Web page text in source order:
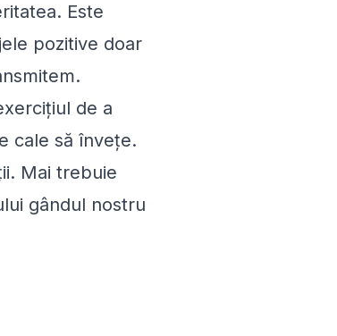
Este
pozitive doar
de a
cale să înveţe.
Mai trebuie
gândul nostru